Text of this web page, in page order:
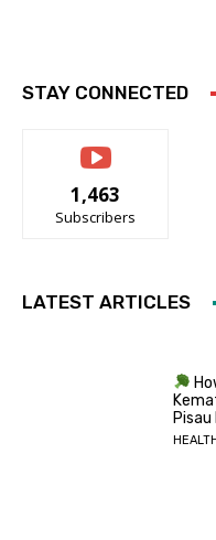
STAY CONNECTED
1,463
Subscribers
LATEST ARTICLES
Pisau